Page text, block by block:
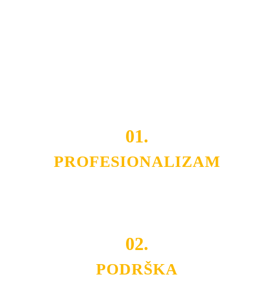
01.
PROFESIONALIZAM
02.
PODRŠKA